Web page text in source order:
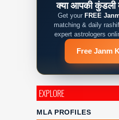
क्या आपकी
Get your FREE
matching & daily
expert astrologers
Free Janm
EXPLORE
MLA PROFILES